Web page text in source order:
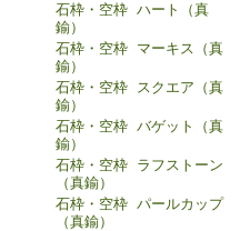
石枠・空枠 ハート（真
鍮）
石枠・空枠 マーキス（真
鍮）
石枠・空枠 スクエア（真
鍮）
石枠・空枠 バゲット（真
鍮）
石枠・空枠 ラフストーン
（真鍮）
石枠・空枠 パールカップ
（真鍮）